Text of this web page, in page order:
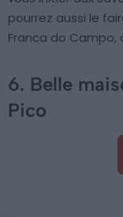
pourrez aussi le
Franca do Campo,
6. Belle
Pico